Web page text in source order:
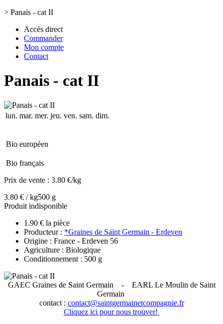
> Panais - cat II
Accès direct
Commander
Mon compte
Contact
Panais - cat II
lun. mar. mer. jeu. ven. sam. dim.
Bio européen
Bio français
Prix de vente : 3.80 €/kg
3.80 € / kg500 g
Produit indisponible
1.90 € la pièce
Producteur : *Graines de Saint Germain - Erdeven
Origine : France - Erdeven 56
Agriculture : Biologique
Conditionnement : 500 g
GAEC Graines de Saint Germain
- EARL Le Moulin de Saint
Germain
contact : contact@saintgermainetcompagnie.fr
Cliquez ici pour nous trouver!